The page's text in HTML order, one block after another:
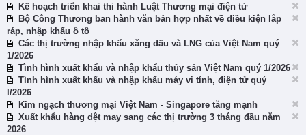
Kế hoạch triển khai thi hành Luật Thương mại điện tử
Bộ Công Thương ban hành văn bản hợp nhất về điều kiện lắp
ráp, nhập khẩu ô tô
Các thị trường nhập khẩu xăng dầu và LNG của Việt Nam quý
1/2026
Tình hình xuất khẩu và nhập khẩu thủy sản Việt Nam quý 1/2026
Tình hình xuất khẩu và nhập khẩu máy vi tính, điện tử quý
I/2026
Kim ngạch thương mại Việt Nam - Singapore tăng mạnh
Xuất khẩu hàng dệt may sang các thị trường 3 tháng đầu năm
2026